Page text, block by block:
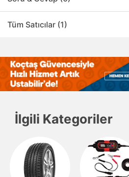
Tüm Satıcılar (1)
İlgili Kategoriler